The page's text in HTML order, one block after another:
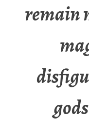
remain